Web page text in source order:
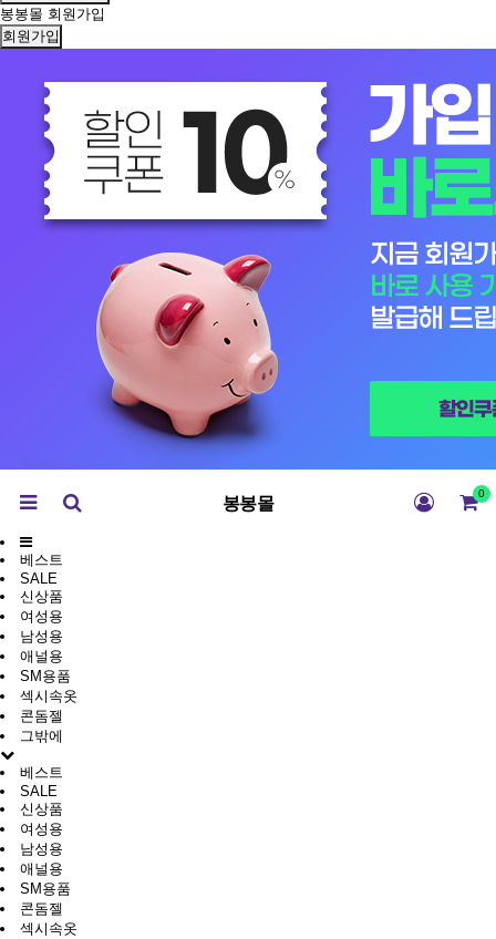
봉봉몰 회원가입
회원가입
봉봉몰 0
베스트
SALE
신상품
여성용
남성용
애널용
SM용품
섹시속옷
콘돔젤
그밖에
베스트
SALE
신상품
여성용
남성용
애널용
SM용품
콘돔젤
섹시속옷